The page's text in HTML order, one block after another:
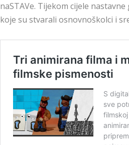
naSTAVe. Tijekom cijele
koje su stvarali osnovnoškolci i